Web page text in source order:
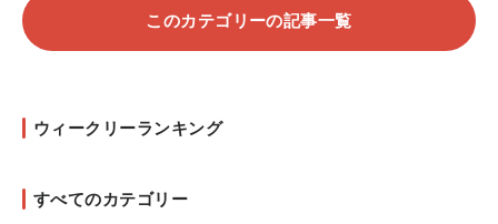
このカテゴリーの記事一覧
ウィークリーランキング
すべてのカテゴリー